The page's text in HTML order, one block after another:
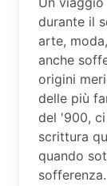
durante il
arte,
anche
origini
delle più
del '900,
scrittura
quando
sofferenza.